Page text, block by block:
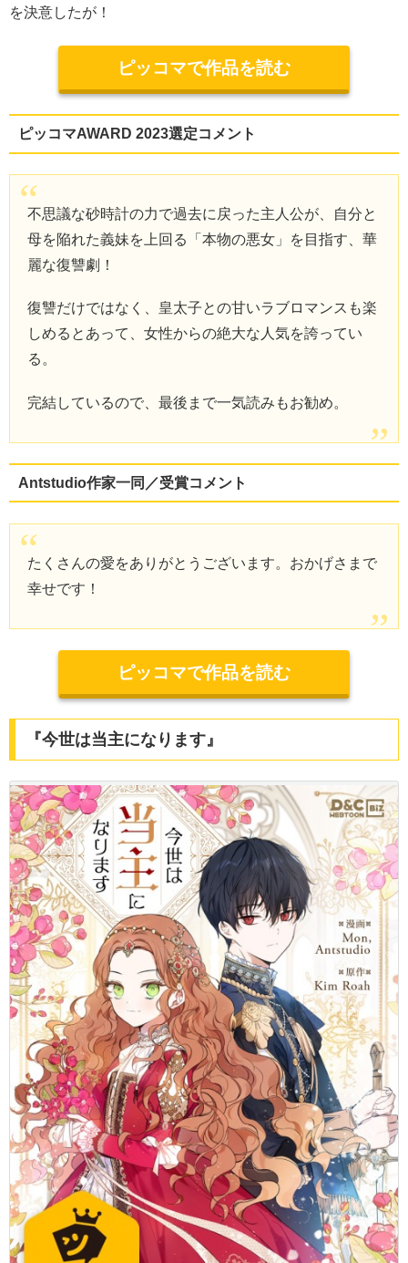
を決意したが！
ピッコマで作品を読む
ピッコマAWARD 2023選定コメント
不思議な砂時計の力で過去に戻った主人公が、自分と
母を陥れた義妹を上回る「本物の悪女」を目指す、華
麗な復讐劇！
復讐だけではなく、皇太子との甘いラブロマンスも楽
しめるとあって、女性からの絶大な人気を誇ってい
る。
完結しているので、最後まで一気読みもお勧め。
Antstudio作家一同／受賞コメント
たくさんの愛をありがとうございます。おかげさまで
幸せです！
ピッコマで作品を読む
『今世は当主になります』